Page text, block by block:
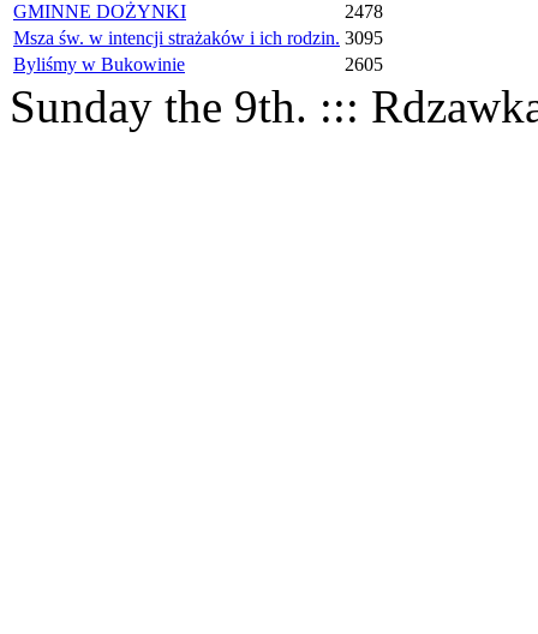
GMINNE DOŻYNKI
2478
Msza św. w intencji strażaków i ich rodzin. 3095
Byliśmy w Bukowinie
2605
Sunday the 9th. :::